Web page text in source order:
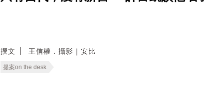
撰文 王信權．攝影｜安比
提案on the desk